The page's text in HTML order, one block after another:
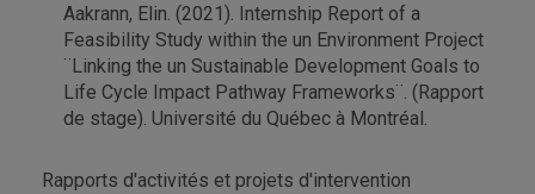
Aakrann, Elin. (2021). Internship Report of a
Feasibility Study within the un Environment Project
¨Linking the un Sustainable Development Goals to
Life Cycle Impact Pathway Frameworks¨. (Rapport
de stage). Université du Québec à Montréal.
Rapports d'activités et projets d'intervention